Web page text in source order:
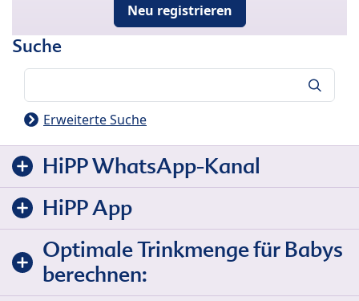
Neu registrieren
Suche
Erweiterte Suche
HiPP WhatsApp-Kanal
HiPP App
Optimale Trinkmenge für Babys
berechnen: